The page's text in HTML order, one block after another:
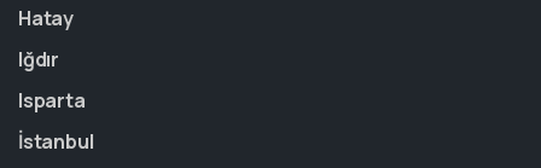
Hatay
Iğdır
Isparta
İstanbul